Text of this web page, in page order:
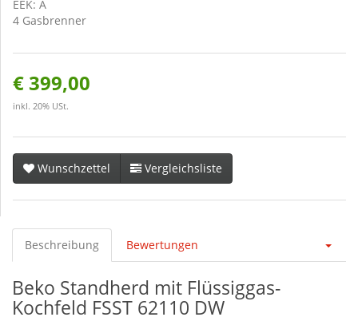
EEK: A
4 Gasbrenner
€ 399,00
inkl. 20% USt.
Wunschzettel Vergleichsliste
Beschreibung Bewertungen
Beko Standherd mit Flüssiggas-
Kochfeld FSST 62110 DW